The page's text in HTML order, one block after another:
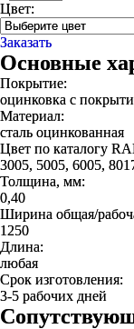
Цвет:
Заказать
Основные
Покрытие:
оцинковка с
Материал:
сталь оцинкованная
Цвет по каталогу
3005, 5005, 6005,
Толщина, мм:
0,40
Ширина общая/
1250
Длина:
любая
Срок изготовления:
3-5 рабочих дней